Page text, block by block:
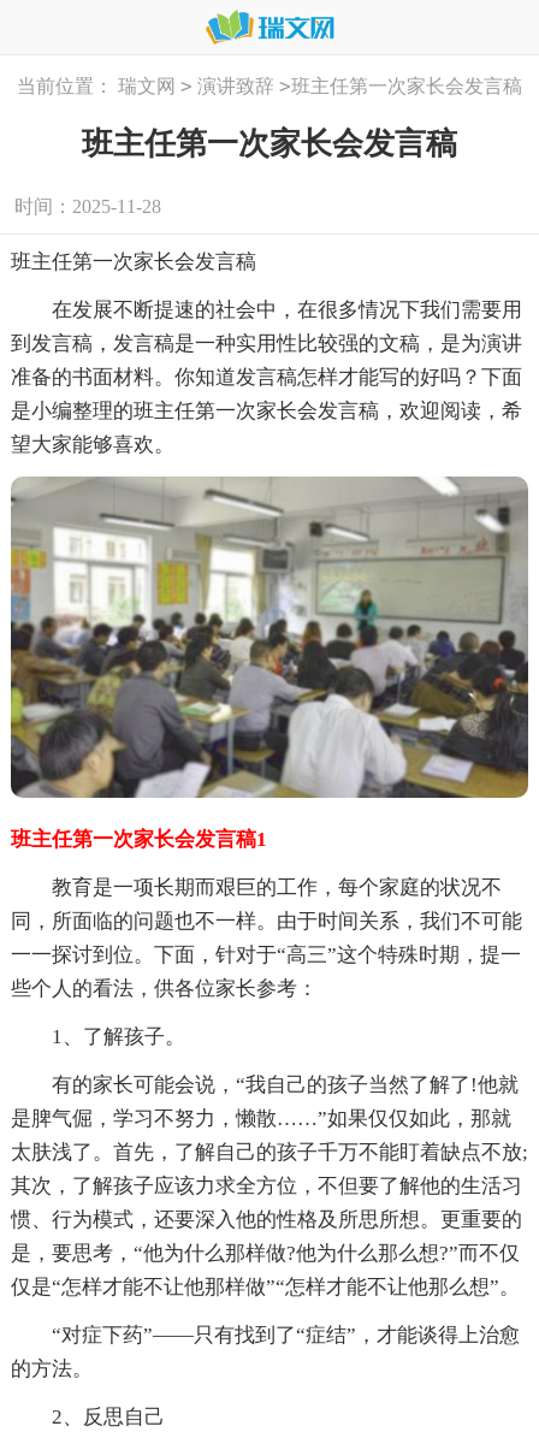
当前位置： 瑞文网 > 演讲致辞 >班主任第一次家长会发言稿
班主任第一次家长会发言稿
时间：2025-11-28
班主任第一次家长会发言稿
在发展不断提速的社会中，在很多情况下我们需要用
到发言稿，发言稿是一种实用性比较强的文稿，是为演讲
准备的书面材料。你知道发言稿怎样才能写的好吗？下面
是小编整理的班主任第一次家长会发言稿，欢迎阅读，希
望大家能够喜欢。
班主任第一次家长会发言稿1
教育是一项长期而艰巨的工作，每个家庭的状况不
同，所面临的问题也不一样。由于时间关系，我们不可能
一一探讨到位。下面，针对于“高三”这个特殊时期，提一
些个人的看法，供各位家长参考：
1、了解孩子。
有的家长可能会说，“我自己的孩子当然了解了!他就
是脾气倔，学习不努力，懒散……”如果仅仅如此，那就
太肤浅了。首先，了解自己的孩子千万不能盯着缺点不放;
其次，了解孩子应该力求全方位，不但要了解他的生活习
惯、行为模式，还要深入他的性格及所思所想。更重要的
是，要思考，“他为什么那样做?他为什么那么想?”而不仅
仅是“怎样才能不让他那样做”“怎样才能不让他那么想”。
“对症下药”——只有找到了“症结”，才能谈得上治愈
的方法。
2、反思自己